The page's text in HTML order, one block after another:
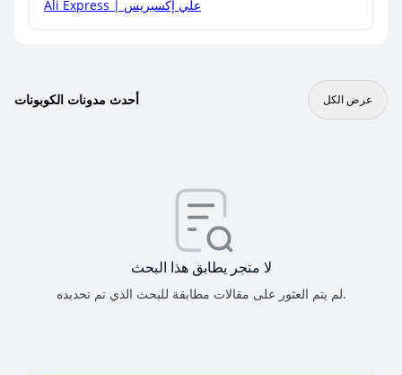
Ali Express | علي إكسبريس
أحدث مدونات الكوبونات عرض الكل
لا متجر يطابق هذا البحث
لم يتم العثور على مقالات مطابقة للبحث الذي تم تحديده.